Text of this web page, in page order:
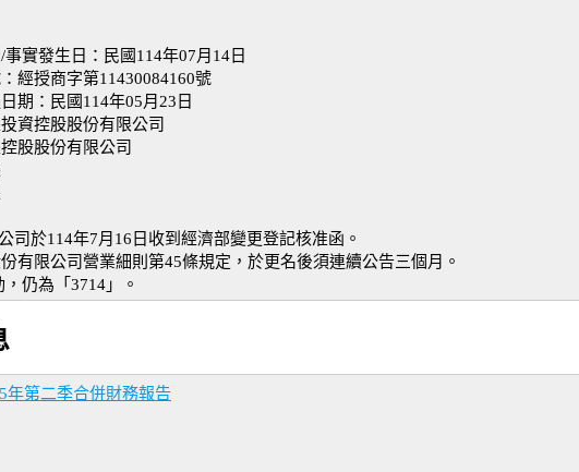
實發生日：民國114年07月14日
經授商字第11430084160號
期：民國114年05月23日
資控股股份有限公司
股股份有限公司
司於114年7月16日收到經濟部變更登記核准函。
有限公司營業細則第45條規定，於更名後須連續公告三個月。
仍為「3714」。
年第二季合併財務報告